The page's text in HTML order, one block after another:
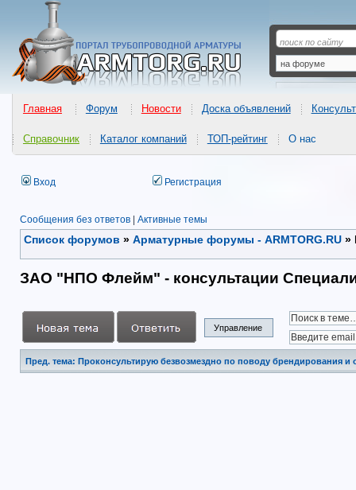
Главная Форум Новости Доска объявлений
Справочник Каталог компаний ТОП-рейтинг О нас
Вход Регистрация
Сообщения без ответов | Активные темы
Список форумов » Арматурные форумы - ARMTORG.RU »
ЗАО "НПО Флейм" - консультации
Управление
Пред. тема: Проконсультирую безвозмездно по поводу брендирования и